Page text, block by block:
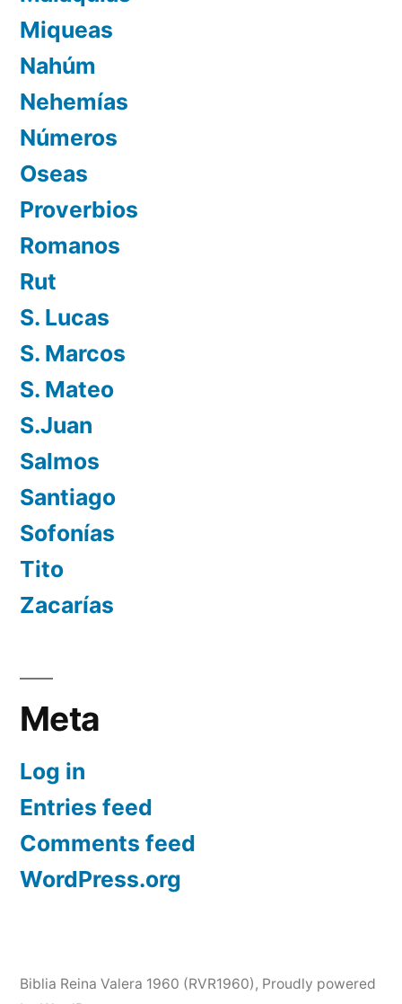
Miqueas
Nahúm
Nehemías
Números
Oseas
Proverbios
Romanos
Rut
S. Lucas
S. Marcos
S. Mateo
S.Juan
Salmos
Santiago
Sofonías
Tito
Zacarías
Meta
Log in
Entries feed
Comments feed
WordPress.org
Biblia Reina Valera 1960 (RVR1960) , Proudly powered